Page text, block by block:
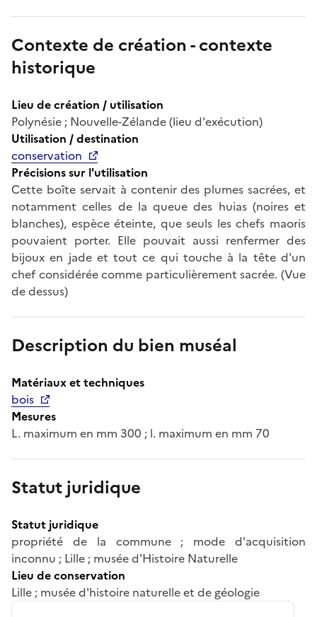
Contexte de création - contexte
historique
Lieu de création / utilisation
Polynésie ; Nouvelle-Zélande (lieu d'exécution)
Utilisation / destination
conservation
Précisions sur l'utilisation
Cette boîte servait à contenir des plumes sacrées, et
notamment celles de la queue des huias (noires et
blanches), espèce éteinte, que seuls les chefs maoris
pouvaient porter. Elle pouvait aussi renfermer des
bijoux en jade et tout ce qui touche à la tête d'un
chef considérée comme particulièrement sacrée. (Vue
de dessus)
Description du bien muséal
Matériaux et techniques
bois
Mesures
L. maximum en mm 300 ; l. maximum en mm 70
Statut juridique
Statut juridique
propriété de la commune ; mode d'acquisition
inconnu ; Lille ; musée d'Histoire Naturelle
Lieu de conservation
Lille ; musée d'histoire naturelle et de géologie